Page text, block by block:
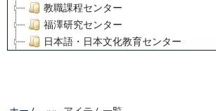
教職課程センター
福澤研究センター
日本語・日本文化教育センター